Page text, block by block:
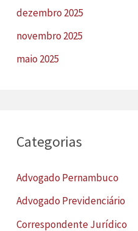
dezembro 2025
novembro 2025
maio 2025
Categorias
Advogado Pernambuco
Advogado Previdenciário
Correspondente Jurídico